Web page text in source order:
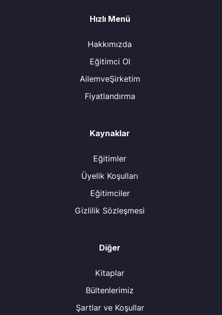
Hızlı Menü
Hakkımızda
Eğitimci Ol
AilemveŞirketim
Fiyatlandırma
Kaynaklar
Eğitimler
Üyelik Koşulları
Eğitimciler
Gizlilik Sözleşmesi
Diğer
Kitaplar
Bültenlerimiz
Şartlar ve Koşullar